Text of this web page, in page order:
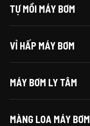
TỰ MỒI MÁY BƠM
VỈ HẤP MÁY BƠM
MÁY BƠM LY TÂM
MÀNG LOA MÁY BƠM